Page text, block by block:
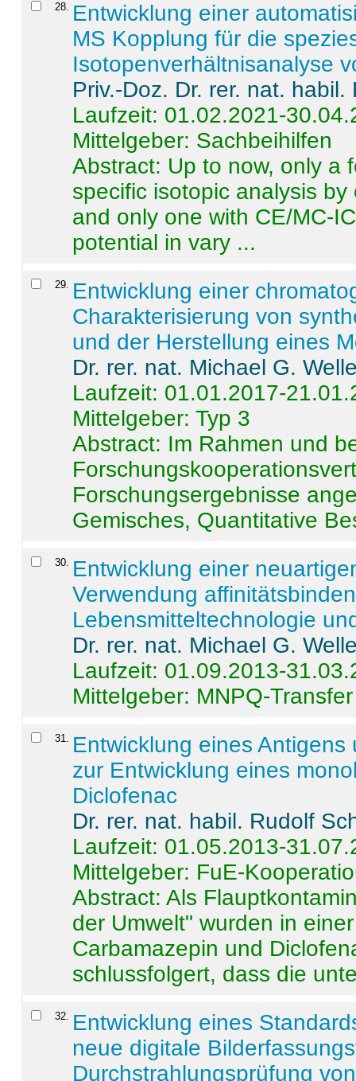
28. Entwicklung einer
MS Kopplung für die
Isotopenverhältnisanalyse
Priv.-Doz. Dr. rer. nat.
Laufzeit: 01.02.2021-
Mittelgeber: Sachbeihilfen
Abstract: Up to now, only a
specific isotopic analysis
and only one with CE/MC-
potential in vary ...
29. Entwicklung einer
Charakterisierung von
und der Herstellung eines
Dr. rer. nat. Michael G.
Laufzeit: 01.01.2017-
Mittelgeber: Typ 3
Abstract: Im Rahmen und
Forschungsergebnisse
Gemisches, Quantitative
30. Entwicklung einer
Verwendung
Lebensmitteltechnologie
Dr. rer. nat. Michael G.
Laufzeit: 01.09.2013-
Mittelgeber: MNPQ-Transfer
31. Entwicklung eines
zur Entwicklung eines
Diclofenac
Dr. rer. nat. habil. Rudolf
Laufzeit: 01.05.2013-
Mittelgeber: FuE-
Abstract:Als
der Umwelt" wurden in
Carbamazepin und
schlussfolgert, dass die
32. Entwicklung eines
neue digitale
Durchstrahlungsprüfung